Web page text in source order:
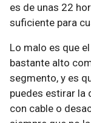
es de unas 22
suficiente para
Lo malo es que
bastante alto
segmento, y es
puedes estirar la
con cable o